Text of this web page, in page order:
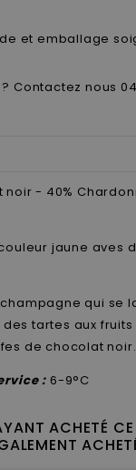
et emballage
Contactez nous 04
noir - 40%
jaune aves
champagne qui se
tartes aux
de chocolat noir.
: 6-9°C
ACHETÉ